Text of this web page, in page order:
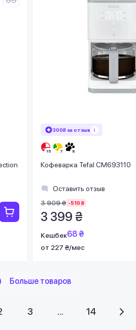
300₴ за отзыв
Кофеварка Tefal CM693110
Оставить отзыв
3 909 ₴ -510 ₴
3 399 ₴
Кешбек68 ₴
от 227 ₴/мес
Больше товаров
3 ... 14